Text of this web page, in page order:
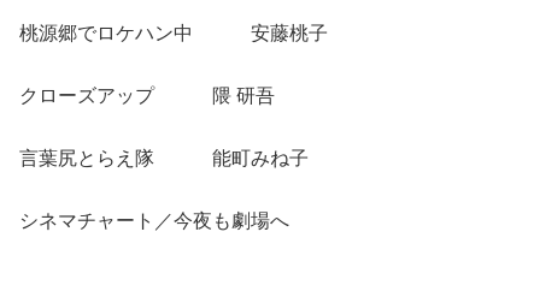
桃源郷でロケハン中 安藤桃子
クローズアップ 隈 研吾
言葉尻とらえ隊 能町みね子
シネマチャート／今夜も劇場へ